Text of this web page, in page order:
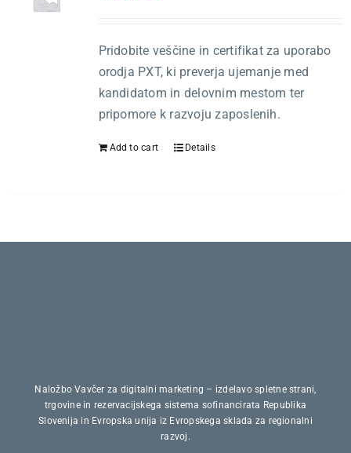
Blog
Kariera
O nas
Trgovina
Pridobite veščine in certifikat za uporabo
orodja PXT, ki preverja ujemanje med
kandidatom in delovnim mestom ter
pripomore k razvoju zaposlenih.
Add to cart Details
Naložbo Vavčer za digitalni marketing – izdelavo spletne strani,
trgovine in rezervacijskega sistema sofinancirata Republika
Slovenija in Evropska unija iz Evropskega sklada za regionalni
razvoj.